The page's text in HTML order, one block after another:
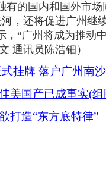
的国内和国外市场
，还将促进广州继
，“广州将成为推动
通讯员陈浩钿）
挂牌 落户广州南沙
美国产已成事实(组
打造“东方底特律”